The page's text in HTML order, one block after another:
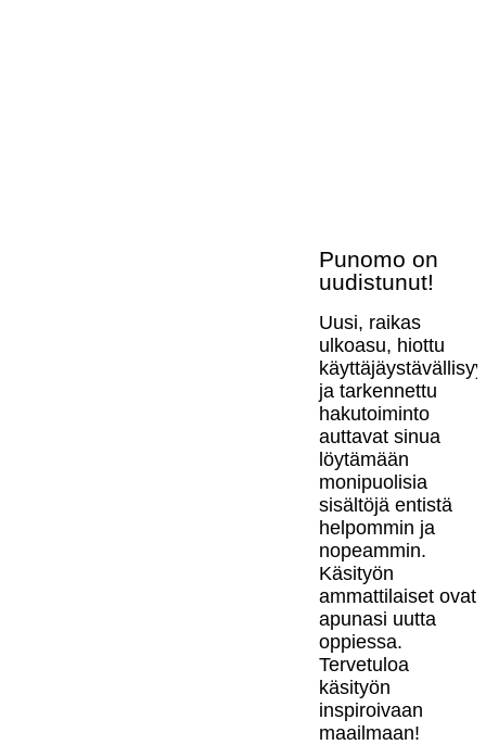
Punomo on
uudistunut!
Uusi, raikas
ulkoasu, hiottu
ja tarkennettu
hakutoiminto
auttavat sinua
löytämään
monipuolisia
sisältöjä entistä
helpommin ja
nopeammin.
Käsityön
ammattilaiset ovat
apunasi uutta
oppiessa.
Tervetuloa
käsityön
inspiroivaan
maailmaan!